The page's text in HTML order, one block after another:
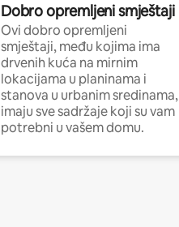
Dobro opremljeni smještaji
Ovi dobro opremljeni
smještaji, među kojima ima
drvenih kuća na mirnim
lokacijama u planinama i
stanova u urbanim sredinama,
imaju sve sadržaje koji su vam
potrebni u vašem domu.